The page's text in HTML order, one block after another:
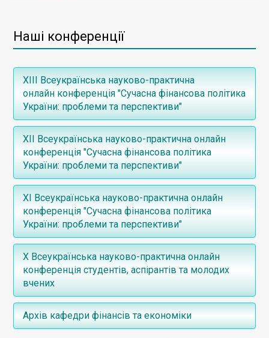
Наші конференції
ХІІІ Всеукраїнська науково-практична
онлайн конференція "Сучасна фінансова політика
України: проблеми та перспективи"
Інформаційний лист
Збірник тез
ХІІ Всеукраїнська науково-практична онлайн
конференція "Сучасна фінансова політика
України: проблеми та перспективи"
Інформаційний лист
Збірник тез
ХІ Всеукраїнська науково-практична онлайн
конференція "Сучасна фінансова політика
України: проблеми та перспективи"
Інформаційний лист
Збірник тез
Х Всеукраїнська науково-практична онлайн
конференція студентів, аспірантів та молодих
вчених
Збірник тез конференції 1-120ст.
Збірник тез конференції 121-240ст.
Архів кафедри фінансів та економіки